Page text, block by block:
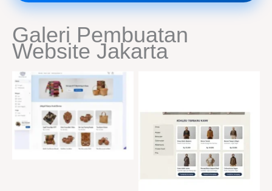
Galeri Pembuatan
Website Jakarta